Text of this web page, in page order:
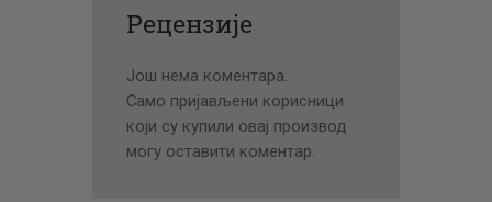
Рецензије
Још нема коментара.
Само пријављени корисници
који су купили овај производ
могу оставити коментар.